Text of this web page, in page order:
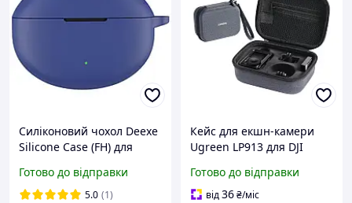
Силіконовий чохол Deexe
Silicone Case (FH) для
Готово до відправки
5.0 (1)
Кейс для екшн-камери
Ugreen LP913 для DJI
протиударний
вологозахищений Сірий
Готово до відправки
від36₴/міс